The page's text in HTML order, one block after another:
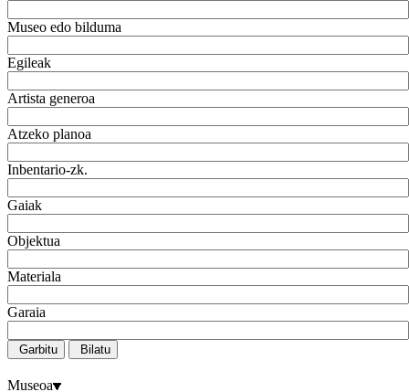
Museo edo bilduma
Egileak
Artista generoa
Atzeko planoa
Inbentario-zk.
Gaiak
Objektua
Materiala
Garaia
Garbitu Bilatu
Museoa